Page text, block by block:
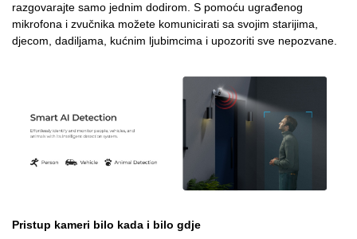
razgovarajte samo jednim dodirom. S pomoću ugrađenog
mikrofona i zvučnika možete komunicirati sa svojim starijima,
djecom, dadiljama, kućnim ljubimcima i upozoriti sve nepozvane.
Pristup kameri bilo kada i bilo gdje